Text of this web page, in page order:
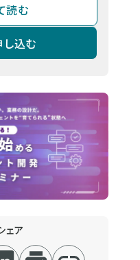
読む
込む
ェア